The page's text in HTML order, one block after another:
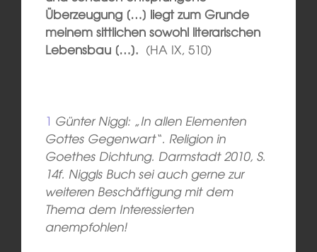
Überzeugung […] liegt zum Grunde
meinem sittlichen sowohl literarischen
Lebensbau […]. (HA IX, 510)
1 Günter Niggl: „In allen Elementen
Gottes Gegenwart“. Religion in
Goethes Dichtung. Darmstadt 2010, S.
14f. Niggls Buch sei auch gerne zur
weiteren Beschäftigung mit dem
Thema dem Interessierten
anempfohlen!